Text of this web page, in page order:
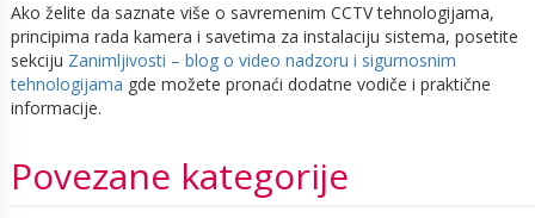
Ako želite da saznate više o savremenim CCTV tehnologijama,
principima rada kamera i savetima za instalaciju sistema, posetite
sekciju Zanimljivosti – blog o video nadzoru i sigurnosnim
tehnologijama gde možete pronaći dodatne vodiče i praktične
informacije.
Povezane kategorije